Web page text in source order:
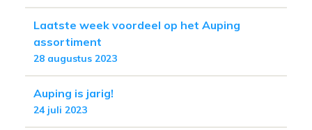
Laatste week voordeel op het Auping
assortiment
28 augustus 2023
Auping is jarig!
24 juli 2023